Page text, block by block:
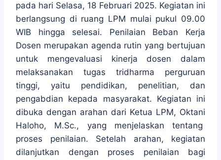
pada hari Selasa, 18 Februari 2025. Kegiatan ini
berlangsung di ruang LPM mulai pukul 09.00
WIB hingga selesai. Penilaian Beban Kerja
Dosen merupakan agenda rutin yang bertujuan
untuk mengevaluasi kinerja dosen dalam
melaksanakan tugas tridharma perguruan
tinggi, yaitu pendidikan, penelitian, dan
pengabdian kepada masyarakat. Kegiatan ini
dibuka dengan arahan dari Ketua LPM, Oktani
Haloho, M.Sc., yang menjelaskan tentang
proses penilaian. Setelah arahan, kegiatan
dilanjutkan dengan proses penilaian bagi